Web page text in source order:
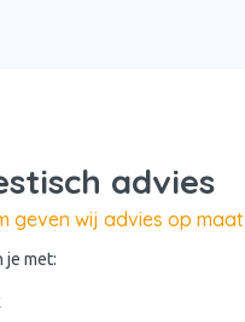
advies
geven wij advies op maat
je met: